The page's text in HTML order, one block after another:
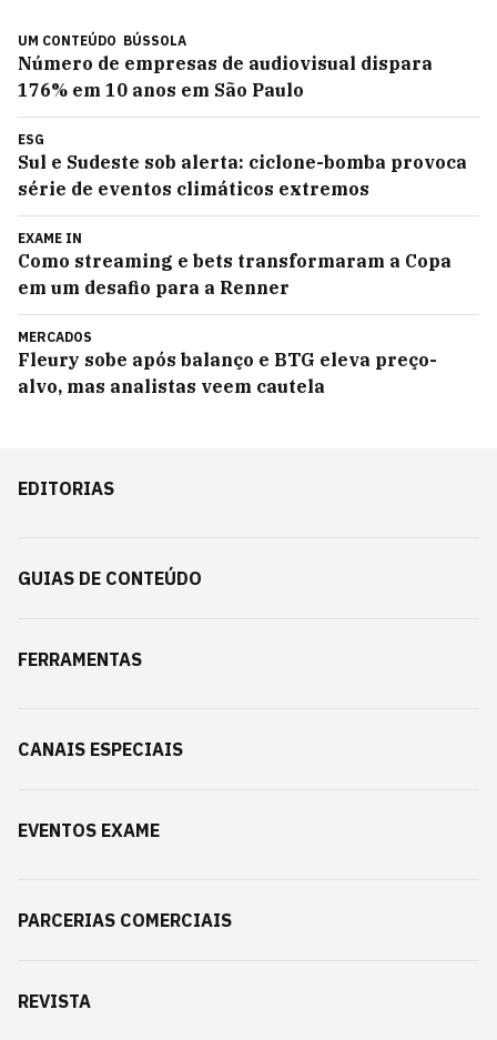
UM CONTEÚDO BÚSSOLA
Número de empresas de audiovisual dispara
176% em 10 anos em São Paulo
ESG
Sul e Sudeste sob alerta: ciclone-bomba provoca
série de eventos climáticos extremos
EXAME IN
Como streaming e bets transformaram a Copa
em um desafio para a Renner
MERCADOS
Fleury sobe após balanço e BTG eleva preço-
alvo, mas analistas veem cautela
EDITORIAS
GUIAS DE CONTEÚDO
FERRAMENTAS
CANAIS ESPECIAIS
EVENTOS EXAME
PARCERIAS COMERCIAIS
REVISTA